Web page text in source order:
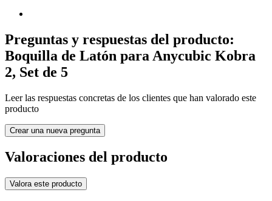
Preguntas y respuestas del producto:
Boquilla de Latón para Anycubic Kobra
2, Set de 5
Leer las respuestas concretas de los clientes que han valorado este
producto
Crear una nueva pregunta
Valoraciones del producto
Valora este producto